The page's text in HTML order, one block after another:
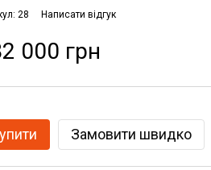
28 Написати відгук
000 грн
Замовити швидко